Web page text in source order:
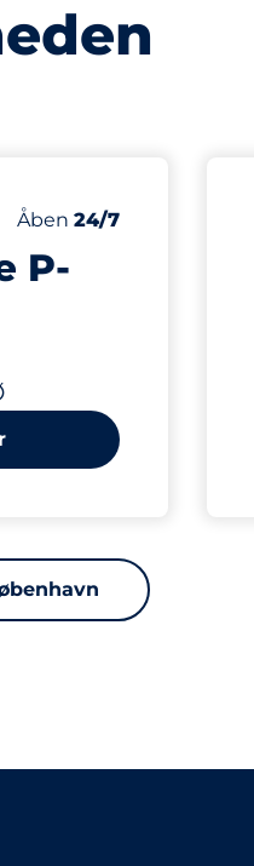
P-
Antal parkeringspladser:
Antal pladser i alt
110
Fredag
Åben24/7